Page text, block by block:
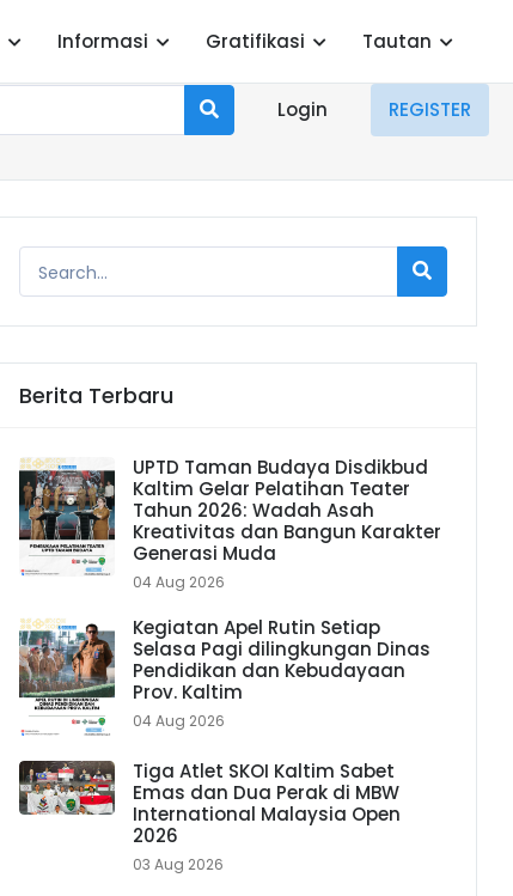
Informasi Gratifikasi Tautan
Login REGISTER
Berita Terbaru
UPTD Taman Budaya Disdikbud
Kaltim Gelar Pelatihan Teater
Tahun 2026: Wadah Asah
Kreativitas dan Bangun Karakter
Generasi Muda
04 Aug 2026
Kegiatan Apel Rutin Setiap
Selasa Pagi dilingkungan Dinas
Pendidikan dan Kebudayaan
Prov. Kaltim
04 Aug 2026
Tiga Atlet SKOI Kaltim Sabet
Emas dan Dua Perak di MBW
International Malaysia Open
2026
03 Aug 2026